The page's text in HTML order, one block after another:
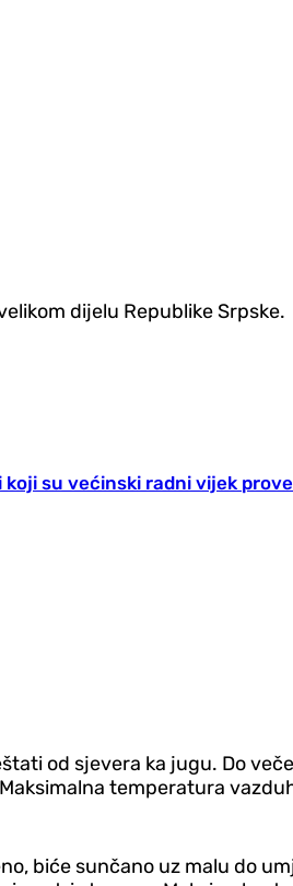
dijelu Republike Srpske.
koji su većinski radni vijek
od sjevera ka jugu. Do
temperatura
biće sunčano uz malu do